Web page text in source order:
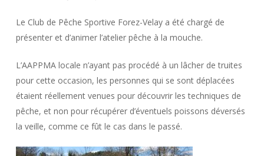
Le Club de Pêche Sportive Forez-Velay a été chargé de
présenter et d’animer l’atelier pêche à la mouche.
L’AAPPMA locale n’ayant pas procédé à un lâcher de truites
pour cette occasion, les personnes qui se sont déplacées
étaient réellement venues pour découvrir les techniques de
pêche, et non pour récupérer d’éventuels poissons déversés
la veille, comme ce fût le cas dans le passé.